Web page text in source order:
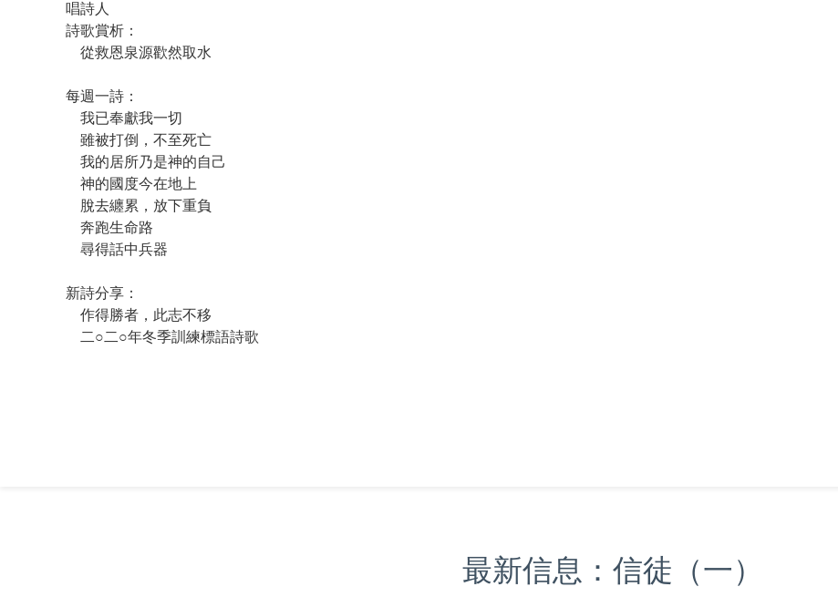
唱詩人
詩歌賞析：
從救恩泉源歡然取水
每週一詩：
我已奉獻我一切
雖被打倒，不至死亡
我的居所乃是神的自己
神的國度今在地上
脫去纏累，放下重負
奔跑生命路
尋得話中兵器
新詩分享：
作得勝者，此志不移
二○二○年冬季訓練標語詩歌
最新信息：信徒（一）